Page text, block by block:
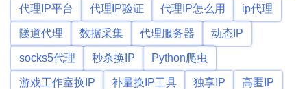
代理IP平台 代理IP验证 代理IP怎么用 ip代理
隧道代理 数据采集 代理服务器 动态IP
socks5代理 秒杀换IP Python爬虫
游戏工作室换IP 补量换IP工具 独享IP 高匿IP